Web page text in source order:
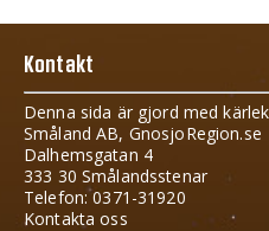
Kontakt
Denna sida är gjord med
Småland AB, GnosjoRegion.se
Dalhemsgatan 4
333 30 Smålandsstenar
Telefon: 0371-31920
Kontakta oss